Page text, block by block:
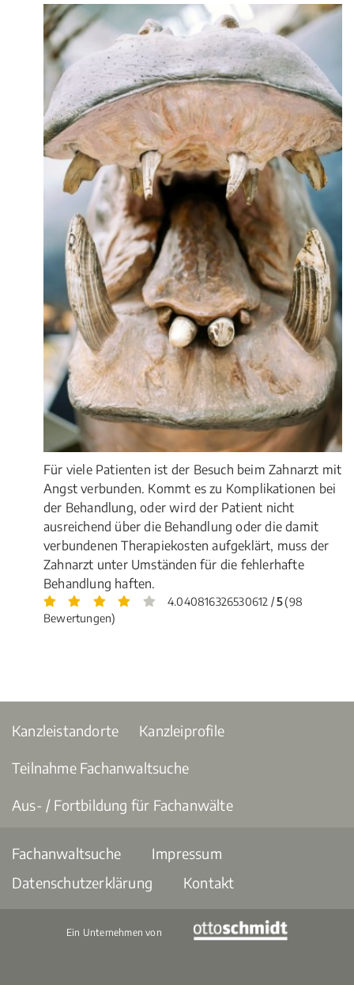
Für viele Patienten ist der Besuch beim Zahnarzt mit
Angst verbunden. Kommt es zu Komplikationen bei
der Behandlung, oder wird der Patient nicht
ausreichend über die Behandlung oder die damit
verbundenen Therapiekosten aufgeklärt, muss der
Zahnarzt unter Umständen für die fehlerhafte
Behandlung haften.
4.040816326530612 /5(98
Bewertungen)
Kanzleistandorte Kanzleiprofile
Teilnahme Fachanwaltsuche
Aus- / Fortbildung für Fachanwälte
Fachanwaltsuche
Impressum
Datenschutzerklärung
Kontakt
Ein Unternehmen von